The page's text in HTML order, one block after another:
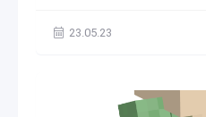
23.05.23